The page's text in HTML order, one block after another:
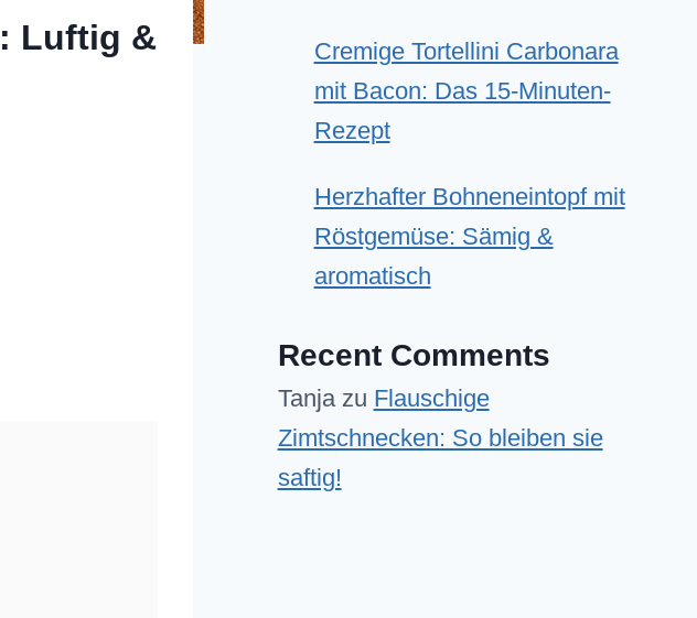
Luftig &
Cremige Tortellini Carbonara
mit Bacon: Das 15-Minuten-
Rezept
Herzhafter Bohneneintopf mit
Röstgemüse: Sämig &
aromatisch
Recent Comments
Tanjazu Flauschige
Zimtschnecken: So bleiben sie
saftig!